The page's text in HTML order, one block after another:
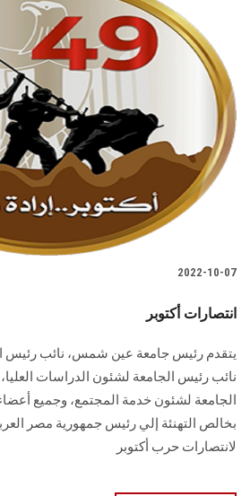
2022-10-07
انتصارات أكتوبر
يتقدم رئيس جامعة عين شمس، نائب رئيس
نائب رئيس الجامعة لشئون الدراسات
الجامعة لشئون خدمة المجتمع، وجميع
لانتصارات حرب أكتوبر